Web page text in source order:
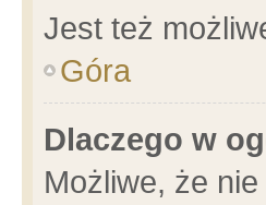
Jest też
Góra
Dlaczego w
Możliwe, że